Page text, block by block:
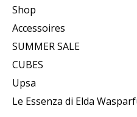
Shop
Accessoires
SUMMER SALE
CUBES
Upsa
Le Essenza di Elda